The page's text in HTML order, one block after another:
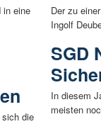
in eine
die
Der zu
Ingolf
SGD
In diesem
meisten